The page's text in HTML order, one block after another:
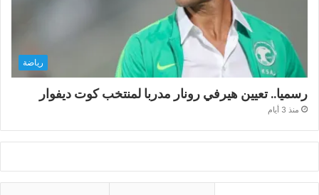
رياضة
رسميا.. تعيين هيرفي رونار مدربا لمنتخب كوت ديفوار
منذ 3 أيام